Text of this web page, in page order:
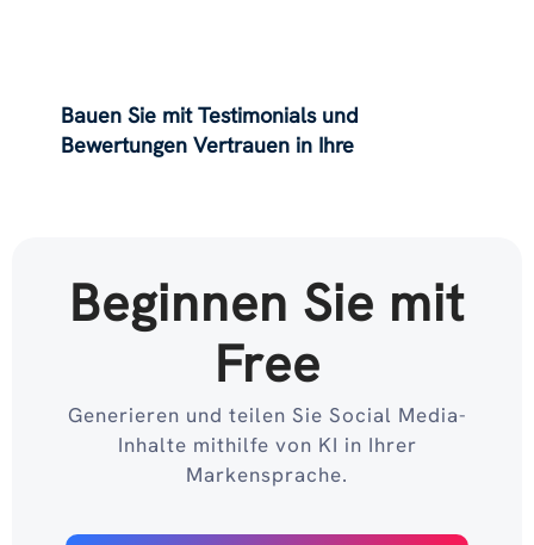
Bauen Sie mit Testimonials und
Bewertungen Vertrauen in Ihre
Beginnen Sie mit
Free
Generieren und teilen Sie Social Media-
Inhalte mithilfe von KI in Ihrer
Markensprache.